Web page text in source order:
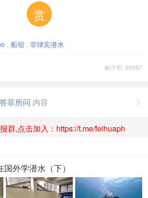
赏
, 船宿 , 菲律宾潜水
帖子ID: 55067

答菲所问 内容
群,点击加入：https://t.me/feihuaph
外学潜水（下）